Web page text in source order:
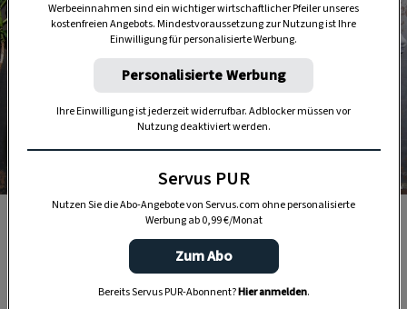
Foto: Katharina Gossow
Eine einfache Steinschale und ein paar Artischocken,
schon ist die Deko fertig.
Werbeeinnahmen sind ein wichtiger wirtschaftlicher Pfeiler unseres
kostenfreien Angebots. Mindestvoraussetzung zur Nutzung ist Ihre
Einwilligung für personalisierte Werbung.
Personalisierte Werbung
Ihre Einwilligung ist jederzeit widerrufbar. Adblocker müssen vor
Nutzung deaktiviert werden.
Servus PUR
Nutzen Sie die Abo-Angebote von Servus.com ohne personalisierte
Werbung ab 0,99 €/Monat
Zum Abo
Bereits Servus PUR-Abonnent?Hier anmelden.